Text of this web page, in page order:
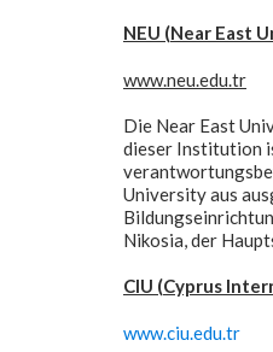
NEU (Near East
www.neu.edu.tr
Die Near East
dieser Institution
University aus
Nikosia, der
CIU (Cyprus
www.ciu.edu.tr